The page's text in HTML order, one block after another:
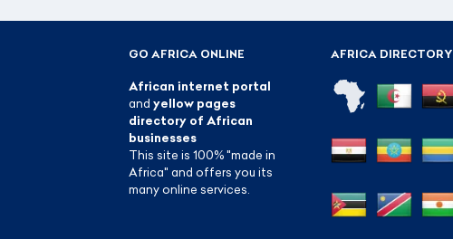
AFRICA DIRECTORY
GO AFRICA ONLINE
African internet portal
and yellow pages
directory of African
businesses
This site is 100% "made in
Africa" and offers you its
many online services.